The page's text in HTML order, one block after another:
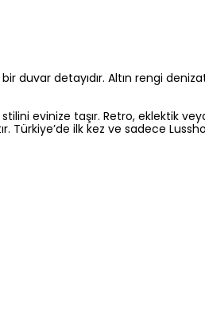
duvar detayıdır. Altın rengi
evinize taşır. Retro, eklektik
ilk kez ve sadece